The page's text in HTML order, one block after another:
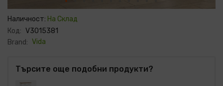
Преминете
към
на
галерия
със
Наличност: На Склад
Код: V3015381
Brand: Vida
Търсите още подобни продукти?